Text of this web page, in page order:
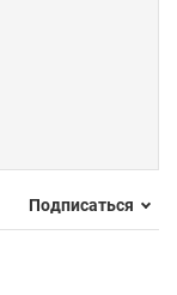
Подписаться